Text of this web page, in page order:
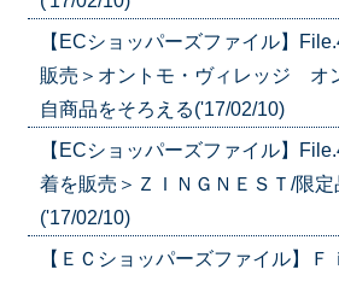
【ECショッパーズファイル】
販売＞オントモ・ヴィレッジ オ
自商品をそろえる('17/02/10)
【ECショッパーズファイル】
着を販売＞ＺＩＮＧＮＥＳＴ/限定
('17/02/10)
【ＥＣショッパーズファイル】Ｆ